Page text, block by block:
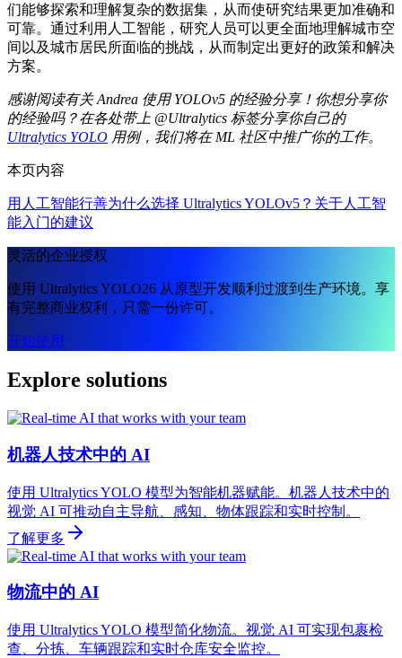
们能够探索和理解复杂的数据集，从而使研究结果更加准确和
可靠。通过利用人工智能，研究人员可以更全面地理解城市空
间以及城市居民所面临的挑战，从而制定出更好的政策和解决
方案。
感谢阅读有关 Andrea 使用 YOLOv5 的经验分享！你想分享你
的经验吗？在各处带上 @Ultralytics 标签分享你自己的
Ultralytics YOLO 用例，我们将在 ML 社区中推广你的工作。
本页内容
用人工智能行善为什么选择 Ultralytics YOLOv5？ 关于人工智
能入门的建议
灵活的企业授权
使用 Ultralytics YOLO26 从原型开发顺利过渡到生产环境。享
有完整商业权利，只需一份许可。
开始使用
Explore solutions
机器人技术中的 AI
使用 Ultralytics YOLO 模型为智能机器赋能。机器人技术中的
视觉 AI 可推动自主导航、感知、物体跟踪和实时控制。
了解更多
物流中的 AI
使用 Ultralytics YOLO 模型简化物流。视觉 AI 可实现包裹检
查、分拣、车辆跟踪和实时仓库安全监控。